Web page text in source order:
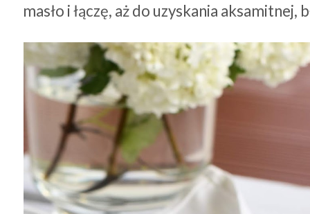
masło i łączę, aż do uzyskania aksamitnej,